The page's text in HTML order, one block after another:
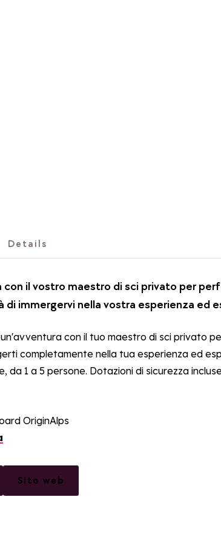
Details
con il vostro maestro di sci privato per
di immergervi nella vostra esperienza ed
con il tuo maestro di sci privato
completamente nella tua esperienza ed
da 1 a 5 persone. Dotazioni di sicurezza
OriginAlps
Sito web